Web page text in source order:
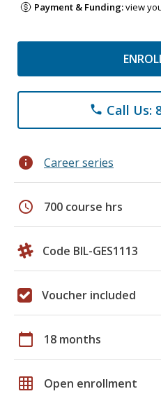
Payment & Funding:view
phone Call Us:
info Career series
schedule 700 course hrs
Code BIL-GES1113
Voucher included
calendar_today 18 months
grid_on Open enrollment